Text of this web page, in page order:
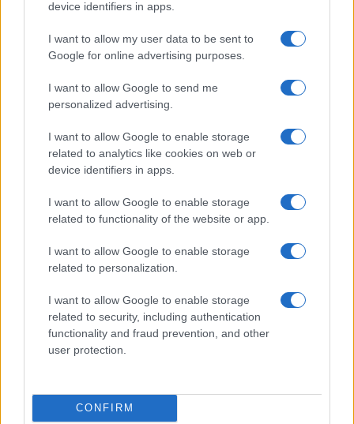
device identifiers in apps.
I want to allow my user data to be sent to
Google for online advertising purposes.
I want to allow Google to send me
personalized advertising.
I want to allow Google to enable storage
related to analytics like cookies on web or
device identifiers in apps.
I want to allow Google to enable storage
related to functionality of the website or app.
I want to allow Google to enable storage
related to personalization.
I want to allow Google to enable storage
related to security, including authentication
functionality and fraud prevention, and other
user protection.
CONFIRM
Continua a leggere
NERD NEWS